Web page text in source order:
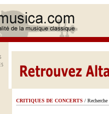
CRITIQUES DE CONCERTS / Recherche